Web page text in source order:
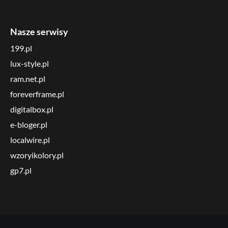
Nasze serwisy
199.pl
lux-style.pl
ram.net.pl
foreverframe.pl
digitalbox.pl
e-bloger.pl
localwire.pl
wzoryikolory.pl
gp7.pl